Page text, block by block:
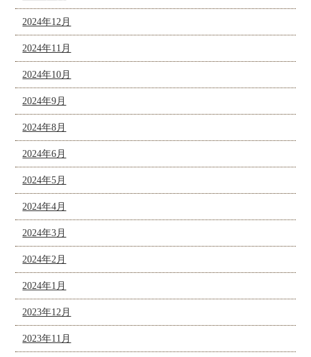
2024年12月
2024年11月
2024年10月
2024年9月
2024年8月
2024年6月
2024年5月
2024年4月
2024年3月
2024年2月
2024年1月
2023年12月
2023年11月